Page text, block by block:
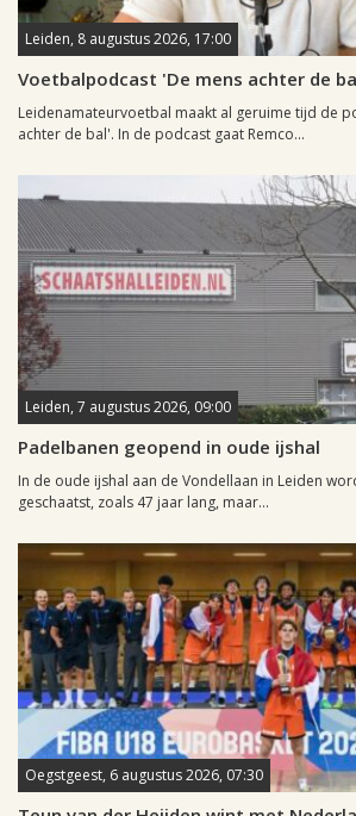
Leiden, 8 augustus 2026, 17:00
Voetbalpodcast 'De mens achter de
Leidenamateurvoetbal maakt al geruime tijd de
achter de bal'. In de podcast gaat Remco...
Leiden, 7 augustus 2026, 09:00
Padelbanen geopend in oude ijshal
In de oude ijshal aan de Vondellaan in Leiden
geschaatst, zoals 47 jaar lang, maar...
Oegstgeest, 6 augustus 2026, 07:30